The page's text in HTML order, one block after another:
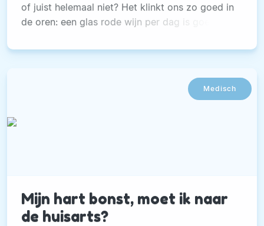
of juist helemaal niet? Het klinkt ons zo goed in
de oren: een glas rode wijn per dag is goed
verlaagt zelfs de kans op kanker en dementie.
Medisch
Mijn hart bonst, moet ik naar
de huisarts?